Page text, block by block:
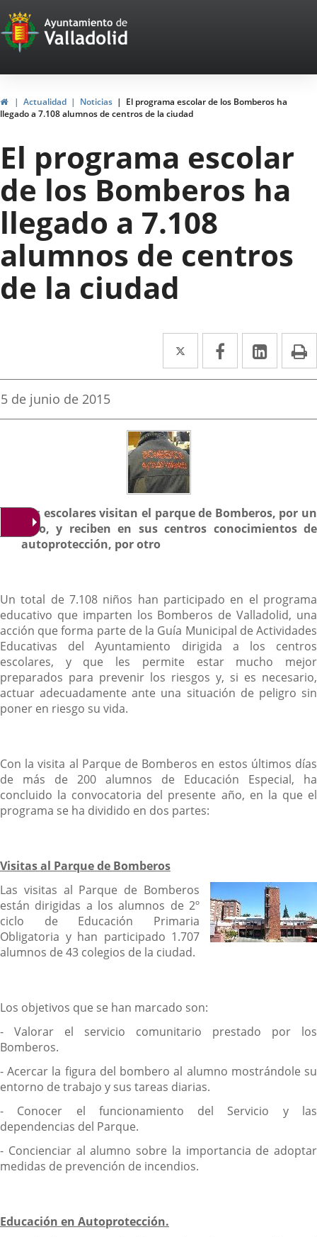
Portal
Web
del
Ayuntamiento
de
Valladolid
InicioActualidad Noticias
El programa escolar de los Bomberos ha
llegado a 7.108 alumnos de centros de la ciudad
El programa escolar
de los Bomberos ha
llegado a 7.108
alumnos de centros
de la ciudad
Twitter
Enlace
a
aplicación
externa.
Facebook
Enlace
a
aplicación
Enlace
a
Fecha
la
5 de junio de 2015
Descripción
Los escolares visitan el parque de Bomberos, por un
lado, y reciben en sus centros conocimientos de
autoprotección, por otro
Un total de 7.108 niños han participado en el programa
educativo que imparten los Bomberos de Valladolid, una
acción que forma parte de la Guía Municipal de Actividades
Educativas del Ayuntamiento dirigida a los centros
escolares, y que les permite estar mucho mejor
preparados para prevenir los riesgos y, si es necesario,
actuar adecuadamente ante una situación de peligro sin
poner en riesgo su vida.
Con la visita al Parque de Bomberos en estos últimos días
de más de 200 alumnos de Educación Especial, ha
concluido la convocatoria del presente año, en la que el
programa se ha dividido en dos partes:
Visitas al Parque de Bomberos
Las visitas al Parque de Bomberos
están dirigidas a los alumnos de 2º
ciclo de Educación Primaria
Obligatoria y han participado 1.707
alumnos de 43 colegios de la ciudad.
Los objetivos que se han marcado son:
- Valorar el servicio comunitario prestado por los
Bomberos.
- Acercar la figura del bombero al alumno mostrándole su
entorno de trabajo y sus tareas diarias.
- Conocer el funcionamiento del Servicio y las
dependencias del Parque.
- Concienciar al alumno sobre la importancia de adoptar
medidas de prevención de incendios.
Educación en Autoprotección.